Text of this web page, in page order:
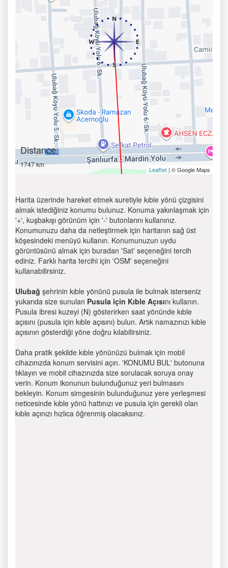
Distance
1747 km
Leaflet | © Google Maps
Harita üzerinde hareket etmek suretiyle kıble yönü çizgisini
almak istediğiniz konumu bulunuz. Konuma yakınlaşmak için
'+', kuşbakışı görünüm için '-' butonlarını kullanınız.
Konumunuzu daha da netleştirmek için haritanın sağ üst
köşesindeki menüyü kullanın. Konumunuzun uydu
görüntüsünü almak için buradan 'Sat' seçeneğini tercih
ediniz. Farklı harita tercihi için 'OSM' seçeneğini
kullanabilirsiniz.
Ulubağ şehrinin kıble yönünü pusula ile bulmak isterseniz
yukarıda size sunulan Pusula için Kıble Açısını kullanın.
Pusula ibresi kuzeyi (N) gösterirken saat yönünde kıble
açısını (pusula için kıble açısını) bulun. Artık namazınızı kıble
açısının gösterdiği yöne doğru kılabilirsiniz.
Daha pratik şekilde kıble yönünüzü bulmak için mobil
cihazınızda konum servisini açın. 'KONUMU BUL' butonuna
tıklayın ve mobil cihazınızda size sorulacak soruya onay
verin. Konum ikonunun bulunduğunuz yeri bulmasını
bekleyin. Konum simgesinin bulunduğunuz yere yerleşmesi
neticesinde kıble yönü hattınızı ve pusula için gerekli olan
kıble açınızı hızlıca öğrenmiş olacaksınız.